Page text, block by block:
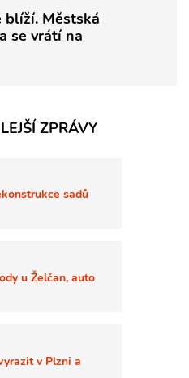
blíží. Městská
se vrátí na
ZPRÁVY
sadů
u Želčan, auto
v Plzni a